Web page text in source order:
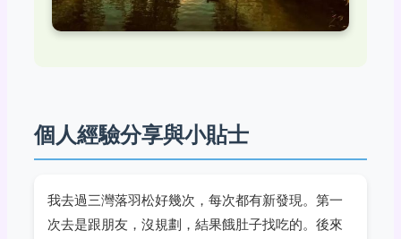
個人經驗分享與小貼士
我去過三灣落羽松好幾次，每次都有新發現。第一
次去是跟朋友，沒規劃，結果餓肚子找吃的。後來